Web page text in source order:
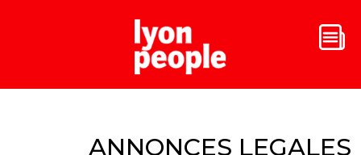
ANNONCES LEGALES